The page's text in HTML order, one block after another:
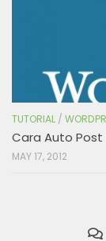
TUTORIAL /
Cara Auto Post
MAY 17, 2012